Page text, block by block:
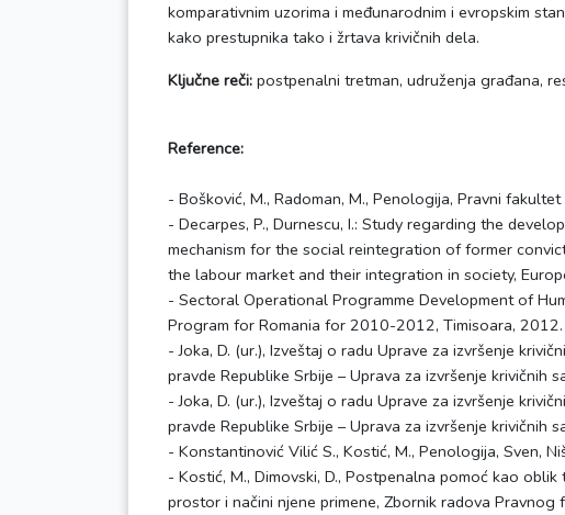
komparativnim uzorima i međunarodnim i evropskim
kako prestupnika tako i žrtava krivičnih dela.
Ključne reči: postpenalni tretman, udruženja građana,
Reference:
- Bošković, M., Radoman, M., Penologija, Pravni
- Decarpes, P., Durnescu, I.: Study regarding the
mechanism for the social reintegration of former
the labour market and their integration in society,
- Sectoral Operational Programme Development of
Program for Romania for 2010-2012, Timisoara, 2012.
- Joka, D. (ur.), Izveštaj o radu Uprave za izvršenje
pravde Republike Srbije – Uprava za izvršenje krivičnih
- Joka, D. (ur.), Izveštaj o radu Uprave za izvršenje
pravde Republike Srbije – Uprava za izvršenje krivičnih
- Konstantinović Vilić S., Kostić, M., Penologija, Sven,
- Kostić, M., Dimovski, D., Postpenalna pomoć kao
prostor i načini njene primene, Zbornik radova